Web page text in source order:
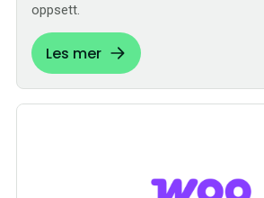
oppsett.
Les mer